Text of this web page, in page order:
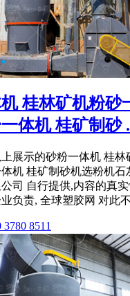
桂林矿机粉砂
体机 桂矿制砂
展示的砂粉一体机 桂林
机 桂矿制砂机选粉机石
司 自行提供,内容的真
负责, 全球塑胶网 对此
8511